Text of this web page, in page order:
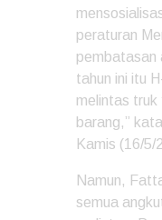
peraturan
pembatasan
tahun ini itu
melintas truk
barang,”
Kamis (16/5/
Namun,
semua